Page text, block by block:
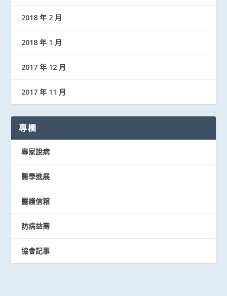
2018 年 2 月
2018 年 1 月
2017 年 12 月
2017 年 11 月
專欄
專家說病
醫學進展
醫護信箱
防病益壽
協會記事